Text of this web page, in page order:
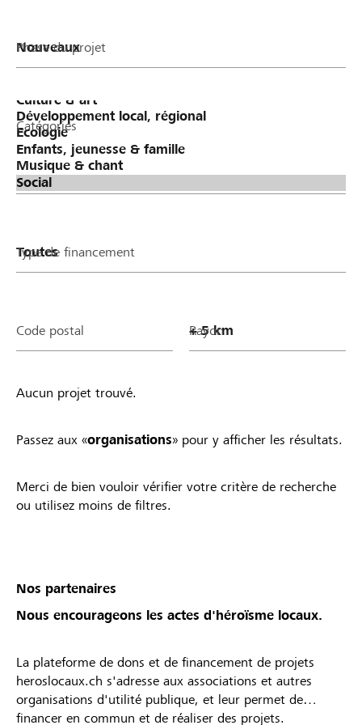
Phase du projet
Catégories
Type de financement
Code postal Rayon
Aucun projet trouvé.
Passez aux «organisations» pour y afficher les résultats.
Merci de bien vouloir vérifier votre critère de recherche
ou utilisez moins de filtres.
Nos partenaires
Nous encourageons les actes d'héroïsme locaux.
La plateforme de dons et de financement de projets
heroslocaux.ch s'adresse aux associations et autres
organisations d'utilité publique, et leur permet de
financer en commun et de réaliser des projets.